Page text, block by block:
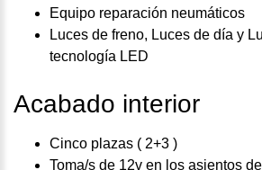
Equipo reparación neumáticos
Luces de freno, Luces de día y
tecnología LED
Acabado interior
Cinco plazas ( 2+3 )
Toma/s de 12v en los asientos